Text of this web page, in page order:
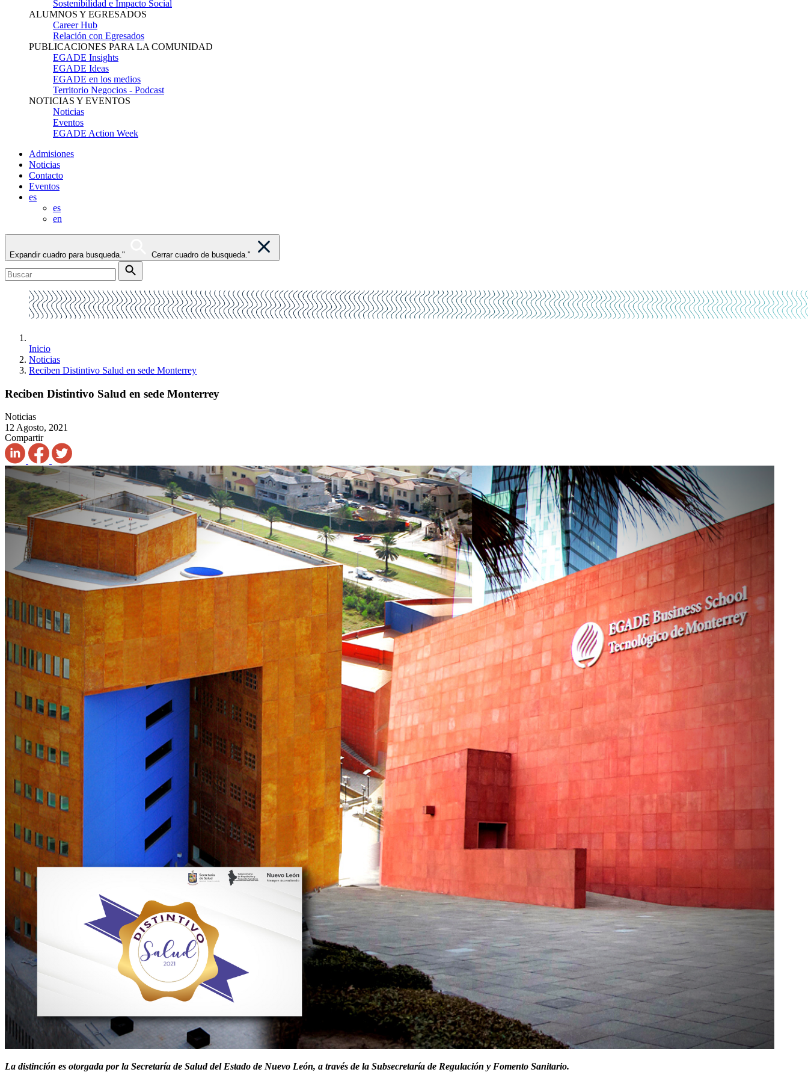
Sostenibilidad e Impacto Social
ALUMNOS Y EGRESADOS
Career Hub
Relación con Egresados
PUBLICACIONES PARA LA COMUNIDAD
EGADE Insights
EGADE Ideas
EGADE en los medios
Territorio Negocios - Podcast
NOTICIAS Y EVENTOS
Noticias
Eventos
EGADE Action Week
Admisiones
Noticias
Contacto
Eventos
es
es
en
Expandir cuadro para busqueda." Cerrar cuadro de busqueda."
Inicio
Noticias
Reciben Distintivo Salud en sede Monterrey
Reciben Distintivo Salud en sede Monterrey
Noticias
12 Agosto, 2021
Compartir
La distinción es otorgada por la Secretaría de Salud del Estado de Nuevo León, a través de la Subsecretaría de Regulación y Fomento Sanitario.